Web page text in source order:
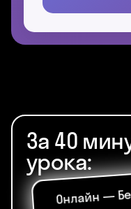
За 40
урока:
Онлайн —